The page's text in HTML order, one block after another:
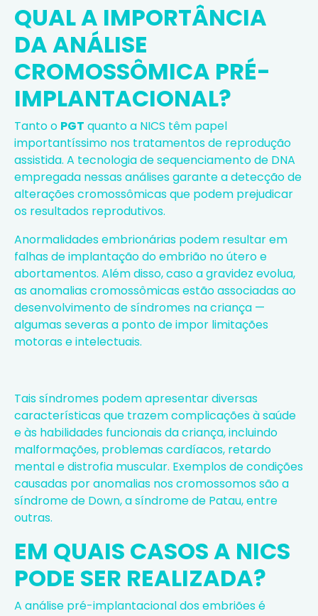
QUAL A IMPORTÂNCIA
DA ANÁLISE
CROMOSSÔMICA PRÉ-
IMPLANTACIONAL?
Tanto o PGT quanto a NICS têm papel
importantíssimo nos tratamentos de reprodução
assistida. A tecnologia de sequenciamento de DNA
empregada nessas análises garante a detecção de
alterações cromossômicas que podem prejudicar
os resultados reprodutivos.
Anormalidades embrionárias podem resultar em
falhas de implantação do embrião no útero e
abortamentos. Além disso, caso a gravidez evolua,
as anomalias cromossômicas estão associadas ao
desenvolvimento de síndromes na criança —
algumas severas a ponto de impor limitações
motoras e intelectuais.
Tais síndromes podem apresentar diversas
características que trazem complicações à saúde
e às habilidades funcionais da criança, incluindo
malformações, problemas cardíacos, retardo
mental e distrofia muscular. Exemplos de condições
causadas por anomalias nos cromossomos são a
síndrome de Down, a síndrome de Patau, entre
outras.
EM QUAIS CASOS A NICS
PODE SER REALIZADA?
A análise pré-implantacional dos embriões é